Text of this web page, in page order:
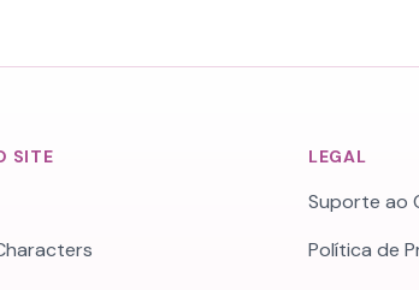
SITE LEGAL
Suporte ao
Política de